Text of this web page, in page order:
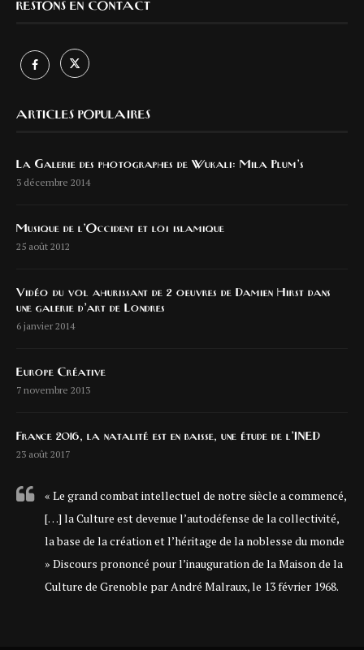
RESTONS EN CONTACT
ARTICLES POPULAIRES
La Galerie des photographes de Wukali: Mila Plum’s
3 décembre 2014
Musique de l’Occident et loi islamique
25 août 2012
Vidéo du vol ahurissant de 2 oeuvres de Damien Hirst dans
une galerie d’art de Londres
6 janvier 2014
Europe Créative
7 novembre 2013
France 2016, la natalité est en baisse, une étude de l’INED
23 août 2017
« Le grand combat intellectuel de notre siècle a commencé,
[…] la Culture est devenue l’autodéfense de la collectivité,
la base de la création et l’héritage de la noblesse du monde
» Discours prononcé pour l’inauguration de la Maison de la
Culture de Grenoble par André Malraux, le 13 février 1968.